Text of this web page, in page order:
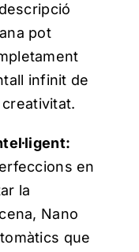
pot
infinit de
en
la
Nano
que